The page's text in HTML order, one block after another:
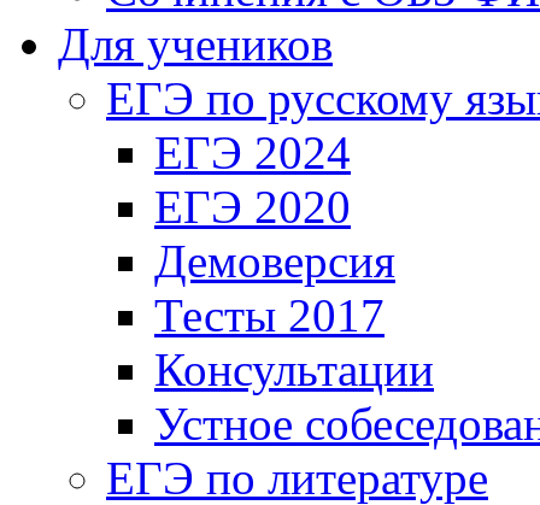
Для учеников
ЕГЭ по русскому
ЕГЭ 2024
ЕГЭ 2020
Демоверсия
Тесты 2017
Консультации
Устное
ЕГЭ по литературе